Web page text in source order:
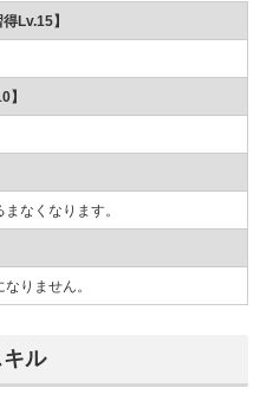
Lv.15】
】
なくなります。
りません。
ル